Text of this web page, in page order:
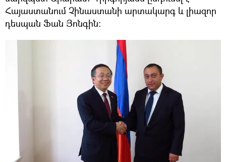
Հայաստանում Չինաստանի արտակարգ և լիազոր
դեսպան Ֆան Յոնգին։